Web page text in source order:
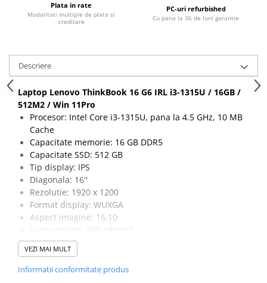
Plata in rate
Modalitati multiple de plata si
creditare
PC-uri refurbished
Cu pana la 36 de luni garantie
Descriere
Laptop Lenovo ThinkBook 16 G6 IRL i3-1315U / 16GB /
512M2 / Win 11Pro
Procesor: Intel Core i3-1315U, pana la 4.5 GHz, 10 MB
Cache
Capacitate memorie: 16 GB DDR5
Capacitate SSD: 512 GB
Tip display: IPS
Diagonala: 16''
Rezolutie: 1920 x 1200
Format display: WUXGA
Aspect imagine: 16:10
Finisaj display: Anti-Glare
Capacitate baterie: 45 Wh
Tastatura: FR
VEZI MAI MULT
Informatii conformitate produs